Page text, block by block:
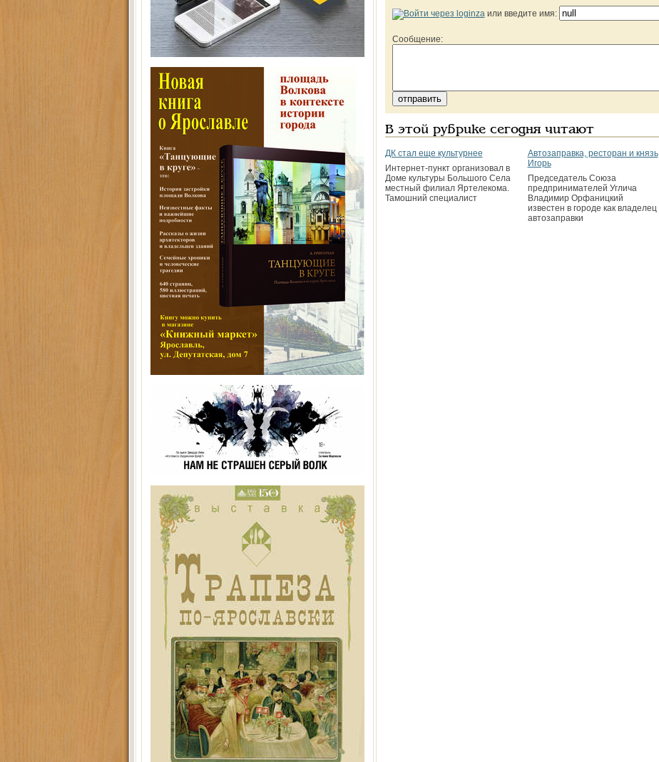
или введите имя:
Сообщение:
В этой рубрике сегодня читают
ДК стал еще культурнее
Интернет-пункт организовал в
Доме культуры Большого Села
местный филиал Яртелекома.
Тамошний специалист
Автозаправка, ресторан и князь
Игорь
Председатель Союза
предпринимателей Углича
Владимир Орфаницкий
известен в городе как владелец
автозаправки